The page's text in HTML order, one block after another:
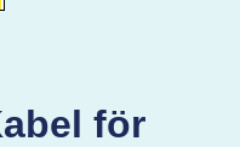
för